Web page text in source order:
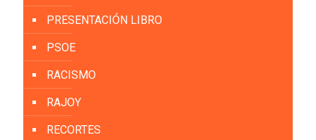
PRESENTACIÓN LIBRO
PSOE
RACISMO
RAJOY
RECORTES